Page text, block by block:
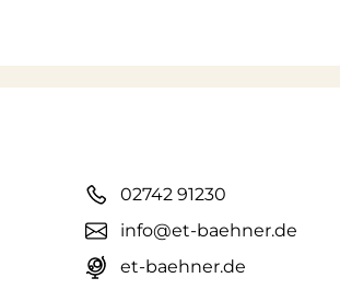
02742 91230
info@et-baehner.de
et-baehner.de